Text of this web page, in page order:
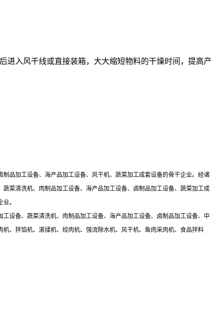
进入风干线或直接装箱，大大缩短物料的干燥时间，提高产
品加工设备、海产品加工设备、风干机、蔬菜加工成套设备的骨干企业。经诸
菜清洗机、肉制品加工设备、海产品加工设备、卤制品加工设备、蔬菜加工成
。
设备、蔬菜清洗机、肉制品加工设备、海产品加工设备、卤制品加工设备、中
、拌馅机、滚揉机、绞肉机、强流除水机、风干机、鱼肉采肉机、食品拌料